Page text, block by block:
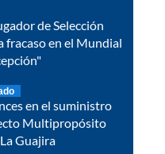
de Selección
fracaso en el Mundial
en el suministro
Multipropósito
Guajira